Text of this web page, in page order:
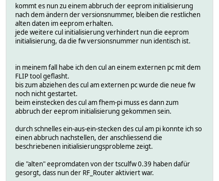
kommt es nun zu einem abbruch der eeprom initialisierung
nach dem ändern der versionsnummer, bleiben die restlichen
alten daten im eeprom erhalten.
jede weitere cul initialisierung verhindert nun die eeprom
initialisierung, da die fw versionsnummer nun identisch ist.
in meinem fall habe ich den cul an einem externen pc mit dem
FLIP tool geflasht.
bis zum abziehen des cul am externen pc wurde die neue fw
noch nicht gestartet.
beim einstecken des cul am fhem-pi muss es dann zum
abbruch der eeprom initialisierung gekommen sein.
durch schnelles ein-aus-ein-stecken des cul am pi konnte ich so
einen abbruch nachstellen, der anschliessend die
beschriebenen initialisierungsprobleme zeigt.
die "alten" eepromdaten von der tsculfw 0.39 haben dafür
gesorgt, dass nun der RF_Router aktiviert war.